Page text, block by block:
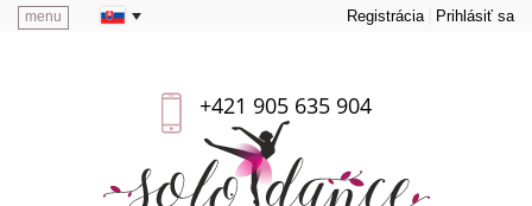
menu Registrácia Prihlásiť sa
+421 905 635 904